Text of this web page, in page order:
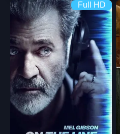
Full HD